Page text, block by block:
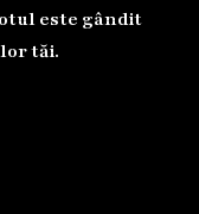
este gândit
tăi.